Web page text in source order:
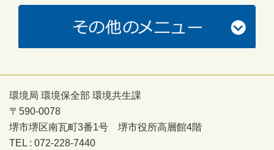
環境局 環境保全部 環境共生課
〒590-0078
堺市堺区南瓦町3番1号 堺市役所高層館4階
TEL : 072-228-7440